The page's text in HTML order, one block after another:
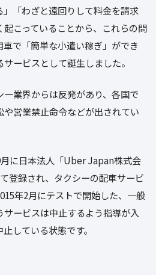
「わざと遠回りして料金を請求
こっていることから、これらの問
で「簡単な小遣い稼ぎ」ができ
ービスとして誕生しました。
業界からは反発があり、各国で
営業禁止命令などが出されてい
に日本法人「Uber Japan株式会
登録され、タクシーの配車サービ
年2月にテストで開始した、一般
ービスは中止するよう指導が入
している状態です。